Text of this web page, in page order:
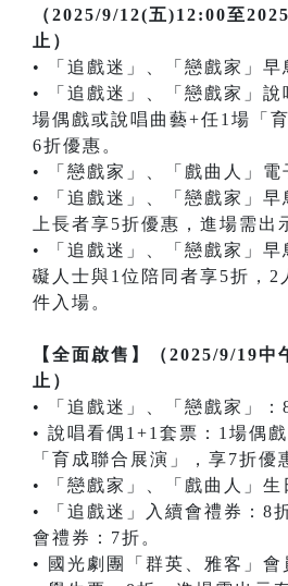
（2025/9/12(五)12:00至
止）
• 「追戲迷」、「戀戲家」早
• 「追戲迷」、「戀戲家」說
場偶戲或說唱曲藝+任1場「
6折優惠。
• 「戀戲家」、「戲曲人」電
• 「追戲迷」、「戀戲家」早
上長者享5折優惠，進場需出
• 「追戲迷」、「戀戲家」
礙人士與1位陪同者享5折，2
件入場。
【全面啟售】（2025/9/19中
止）
• 「追戲迷」、「戀戲家」：
• 說唱看偶1+1套票：1場偶
「育成聯合展演」，享7折優
• 「戀戲家」、「戲曲人」生
• 「追戲迷」入續會禮券：8
會禮券：7折。
• 國光劇團「群英、雅客」會